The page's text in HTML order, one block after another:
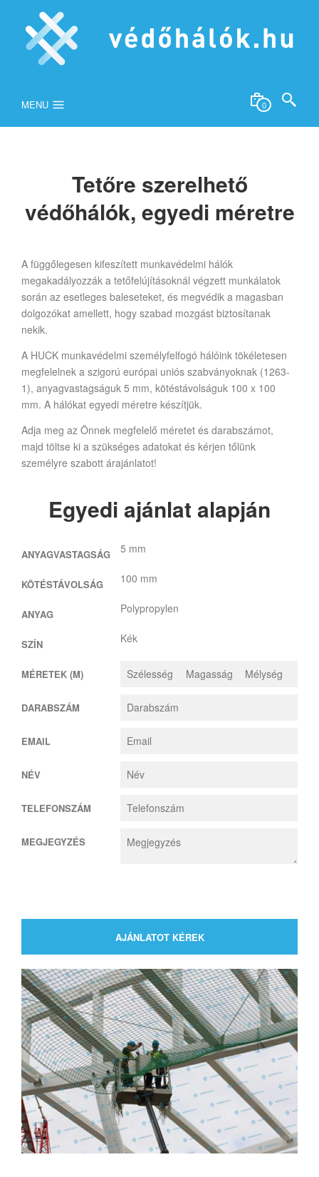
MENU 0
Tetőre szerelhető
védőhálók, egyedi méretre
A függőlegesen kifeszített munkavédelmi hálók
megakadályozzák a tetőfelújításoknál végzett munkálatok
során az esetleges baleseteket, és megvédik a magasban
dolgozókat amellett, hogy szabad mozgást biztosítanak
nekik.
A HUCK munkavédelmi személyfelfogó hálóink tökéletesen
megfelelnek a szigorú európai uniós szabványoknak (1263-
1), anyagvastagságuk 5 mm, kötéstávolságuk 100 x 100
mm. A hálókat egyedi méretre készítjük.
Adja meg az Önnek megfelelő méretet és darabszámot,
majd töltse ki a szükséges adatokat és kérjen tőlünk
személyre szabott árajánlatot!
Egyedi ajánlat alapján
ANYAGVASTAGSÁG 5 mm
KÖTÉSTÁVOLSÁG 100 mm
ANYAG Polypropylen
SZÍN Kék
MÉRETEK (M)
DARABSZÁM
EMAIL
NÉV
TELEFONSZÁM
MEGJEGYZÉS
AJÁNLATOT KÉREK